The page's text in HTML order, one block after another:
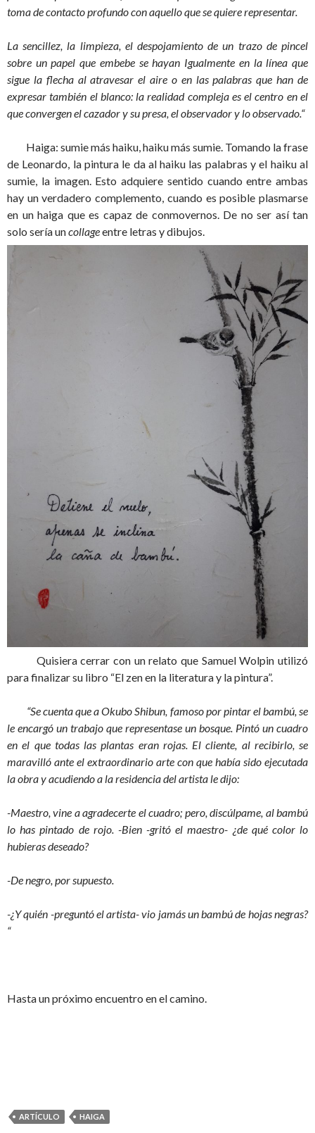
toma de contacto profundo con aquello que se quiere representar.
La sencillez, la limpieza, el despojamiento de un trazo de pincel
sobre un papel que embebe se hayan Igualmente en la línea que
sigue la flecha al atravesar el aire o en las palabras que han de
expresar también el blanco: la realidad compleja es el centro en el
que convergen el cazador y su presa, el observador y lo observado.“
Haiga: sumie más haiku, haiku más sumie. Tomando la frase
de Leonardo, la pintura le da al haiku las palabras y el haiku al
sumie, la imagen. Esto adquiere sentido cuando entre ambas
hay un verdadero complemento, cuando es posible plasmarse
en un haiga que es capaz de conmovernos. De no ser así tan
solo sería uncollageentre letras y dibujos.
Quisiera cerrar con un relato que Samuel Wolpin utilizó
para finalizar su libro “El zen en la literatura y la pintura”.
“Se cuenta que a Okubo Shibun, famoso por pintar el bambú, se
le encargó un trabajo que representase un bosque. Pintó un cuadro
en el que todas las plantas eran rojas. El cliente, al recibirlo, se
maravilló ante el extraordinario arte con que había sido ejecutada
la obra y acudiendo a la residencia del artista le dijo:
-Maestro, vine a agradecerte el cuadro; pero, discúlpame, al bambú
lo has pintado de rojo. -Bien -gritó el maestro- ¿de qué color lo
hubieras deseado?
-De negro, por supuesto.
-¿Y quién -preguntó el artista- vio jamás un bambú de hojas negras?
“
Hasta un próximo encuentro en el camino.
ARTÍCULO HAIGA